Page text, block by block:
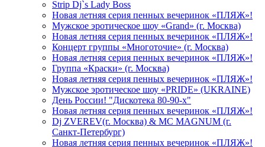
Strip Dj`s Lady Boss
Новая летняя серия пенных вечеринок «ПЛЯЖ»!
Мужское эротическое шоу «Grand» (г. Москва)
Новая летняя серия пенных вечеринок «ПЛЯЖ»!
Концерт группы «Многоточие» (г. Москва)
Новая летняя серия пенных вечеринок «ПЛЯЖ»!
Группа «Краски» (г. Москва)
Новая летняя серия пенных вечеринок «ПЛЯЖ»!
Мужское эротическое шоу «PRIDE» (UKRAINE)
День России! "Дискотека 80-90-х"
Новая летняя серия пенных вечеринок «ПЛЯЖ»!
Dj ZVEREV(г. Москва) & MC MAGNUM (г.
Санкт-Петербург)
Новая летняя серия пенных вечеринок «ПЛЯЖ»!